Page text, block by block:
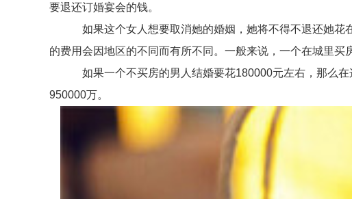
要退还订婚宴会的钱。
如果这个女人想要取消她的婚姻，她将不得不退还她花
的费用会因地区的不同而有所不同。一般来说，一个在城里买
如果一个不买房的男人结婚要花180000元左右，那么在
950000万。